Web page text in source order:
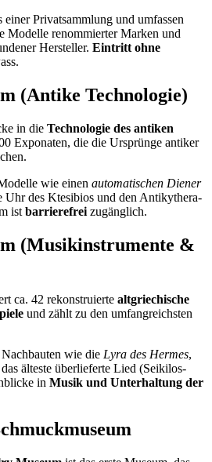
einer Privatsammlung und umfassen
Modelle renommierter Marken und
Hersteller. Eintritt ohne
(Antike Technologie)
in die Technologie des antiken
Exponaten, die die Ursprünge antiker
wie einen automatischen Diener
Uhr des Ktesibios und den Antikythera-
ist barrierefrei zugänglich.
(Musikinstrumente &
ca. 42 rekonstruierte altgriechische
und zählt zu den umfangreichsten
wie die Lyra des Hermes,
älteste überlieferte Lied (Seikilos-
in Musik und Unterhaltung der